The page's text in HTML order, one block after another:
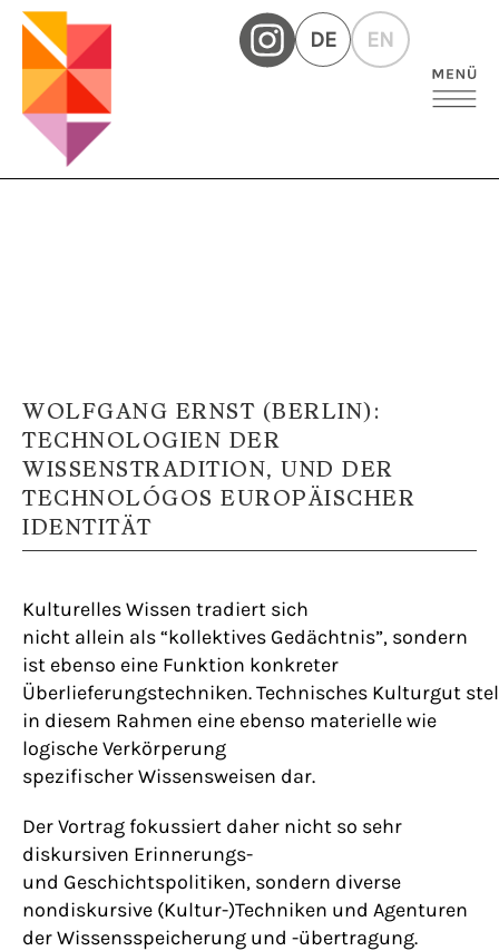
DE EN
WOLFGANG ERNST (BERLIN):
TECHNOLOGIEN DER
WISSENSTRADITION, UND DER
TECHNOLÓGOS EUROPÄISCHER
IDENTITÄT
Kulturelles Wissen tradiert sich
nicht allein als “kollektives Gedächtnis”, sondern
ist ebenso eine Funktion konkreter
Überlieferungstechniken. Technisches Kulturgut
in diesem Rahmen eine ebenso materielle wie
logische Verkörperung
spezifischer Wissensweisen dar.
Der Vortrag fokussiert daher nicht so sehr
diskursiven Erinnerungs-
und Geschichtspolitiken, sondern diverse
nondiskursive (Kultur-)Techniken und Agenturen
der Wissensspeicherung und -übertragung.